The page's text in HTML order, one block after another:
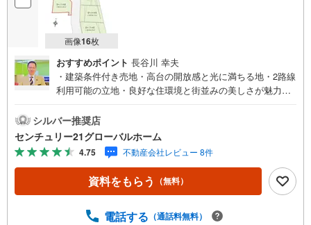
画像16枚
おすすめポイント 長谷川 幸夫
・建築条件付き売地・高台の開放感と光に満ちる地・2路線
利用可能の立地・良好な住環境と街並みの美しさが魅力の
もセレクトできます▼センチュリー21グローバルホームは
こんな会社です▼・ 地域密着、横浜市神奈川区を中心に不
動産多数お取り扱いしています。戸建、マンション、土地
の購入から売却までお家にまつわることは何でもお任せく
ださい。・経験豊富なスタッフが揃っています。住宅ロー
ン、保険、不動産に関わる各種手続きは、お客様に最適な
情報も知り尽くしてます！学区のことからグルメ情報まで
シルバー推奨店
センチュリー21グローバルホーム
4.75 不動産会社レビュー 8件
資料をもらう （無料）
電話する （通話料無料）